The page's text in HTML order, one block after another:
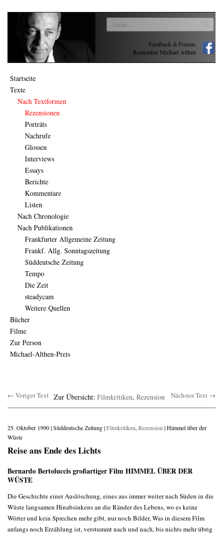
Feedback & Forum:
Remember Michael Althen
Startseite
Texte
Nach Textformen
Rezensionen
Porträts
Nachrufe
Glossen
Interviews
Essays
Berichte
Kommentare
Listen
Nach Chronologie
Nach Publikationen
Frankfurter Allgemeine Zeitung
Frankf. Allg. Sonntagszeitung
Süddeutsche Zeitung
Tempo
Die Zeit
steadycam
Weitere Quellen
Bücher
Filme
Zur Person
Michael-Althen-Preis
← Voriger Text Zur Übersicht: Filmkritiken, Rezension Nächster Text →
25. Oktober 1990 | Süddeutsche Zeitung |Filmkritiken, Rezension | Himmel über der
Wüste
Reise ans Ende des Lichts
Bernardo Bertoluccis großartiger Film HIMMEL ÜBER DER
WÜSTE
Die Geschichte einer Auslöschung, eines aus immer weiter nach Süden in die
Wüste langsamen Hinabsinkens an die Ränder des Lebens, wo es keine
Wörter und kein Sprechen mehr gibt, nur noch Bilder, Was in diesem Film
anfangs noch Erzählung ist, verstummt nach und nach, bis nichts mehr übrig